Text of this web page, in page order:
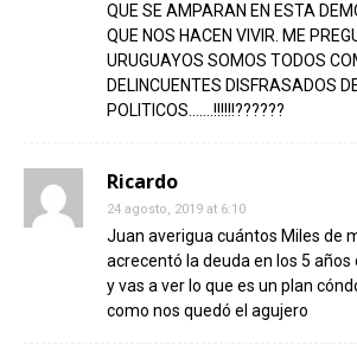
QUE SE AMPARAN EN ESTA
QUE NOS HACEN VIVIR. ME
URUGUAYOS SOMOS TODOS
DELINCUENTES DISFRASADOS
POLITICOS…….!!!!!!??????
Ricardo
24 agosto, 2019 at 6:10
Juan averigua cuántos Miles de
acrecentó la deuda en los 5 años
y vas a ver lo que es un plan
como nos quedó el agujero